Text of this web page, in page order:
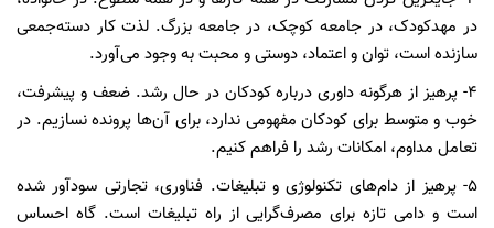
در مهدکودک، در جامعه کوچک، در جامعه بزرگ. لذت کار دسته‌جمعی
سازنده است، توان و اعتماد، دوستی و محبت به وجود می‌آورد.
۴- پرهیز از هرگونه داوری درباره کودکان در حال رشد. ضعف و پیشرفت،
خوب و متوسط برای کودکان مفهومی ندارد، برای آن‌ها پرونده نسازیم. در
تعامل مداوم، امکانات رشد را فراهم کنیم.
۵- پرهیز از دام‌های تکنولوژی و تبلیغات. فناوری، تجارتی سودآور شده
است و دامی تازه برای مصرف‌گرایی از راه تبلیغات است. گاه احساس